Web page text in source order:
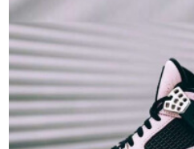
2100です。